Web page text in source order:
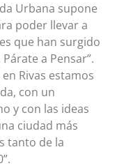
Urbana supone
poder llevar a
que han surgido
a Pensar”.
Rivas estamos
con un
y con las ideas
ciudad más
tanto de la